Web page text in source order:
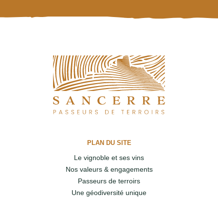
PLAN DU SITE
Le vignoble et ses vins
Nos valeurs & engagements
Passeurs de terroirs
Une géodiversité unique